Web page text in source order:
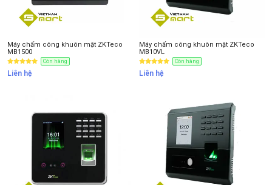
Máy chấm công khuôn mặt ZKTeco
MB1500
Còn hàng
Liên hệ
Máy chấm công khuôn mặt ZKTeco
MB10VL
Còn hàng
Liên hệ